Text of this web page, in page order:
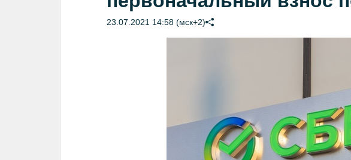
23.07.2021 14:58 (мск+2)